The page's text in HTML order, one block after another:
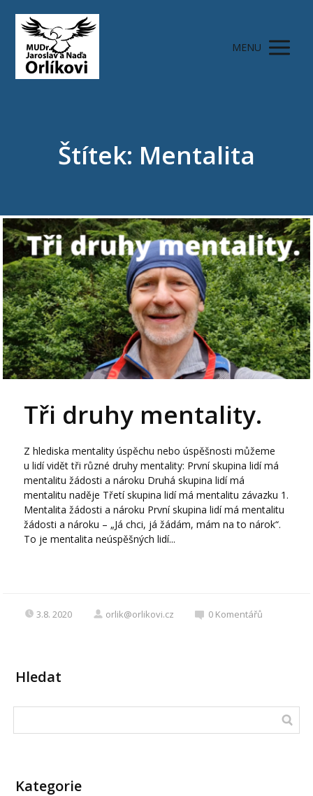
MENU
Štítek: Mentalita
Tři druhy mentality.
Z hlediska mentality úspěchu nebo úspěšnosti můžeme
u lidí vidět tři různé druhy mentality: První skupina lidí má
mentalitu žádosti a nároku Druhá skupina lidí má
mentalitu naděje Třetí skupina lidí má mentalitu závazku 1.
Mentalita žádosti a nároku První skupina lidí má mentalitu
žádosti a nároku – „Já chci, já žádám, mám na to nárok“.
To je mentalita neúspěšných lidí...
3.8. 2020 orlik@orlikovi.cz 0 Komentářů
Hledat
Kategorie